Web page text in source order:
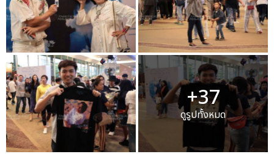
+37
ดูรูปทั้งหมด